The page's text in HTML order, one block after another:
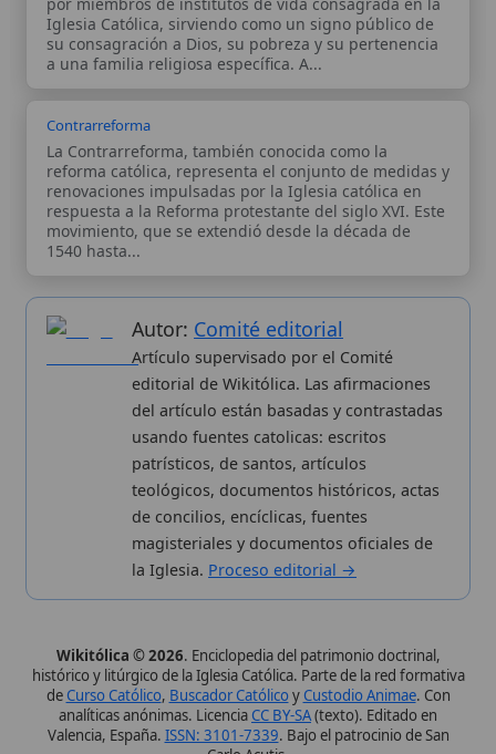
patrísticos, de santos, artículos
teológicos, documentos históricos, actas
de concilios, encíclicas, fuentes
Wikitólica © 2026. Enciclopedia del patrimonio doctrinal,
histórico y litúrgico de la Iglesia Católica. Parte de la red formativa
deCurso Católico,Buscador Católico yCustodio Animae. Con
analíticas anónimas. Licencia
Sobre nosotros
Proceso editorial
Publicación seriada
Datos abiertos
Aviso legal
Política de privacidad
Categorias
Más visitados
Nuevas entradas
Cambios recientes
Aplicaciones
Kit de Prensa
Widgets para tu web
✦ SÍGUENOS EN
Canal de WhatsApp
Únete · publicación regular
Perfil de Instagram
Síguenos · @wikitolica